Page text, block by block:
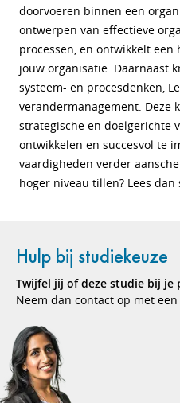
doorvoeren binnen een
ontwerpen van effectieve
processen, en ontwikkelt
jouw organisatie. Daarnaast
systeem- en procesdenken,
verandermanagement. Deze
strategische en doelgerichte
ontwikkelen en succesvol te
vaardigheden verder
hoger niveau tillen? Lees dan
Hulp bij studiekeuze
Twijfel jij of deze studie bij je
Neem dan contact op met